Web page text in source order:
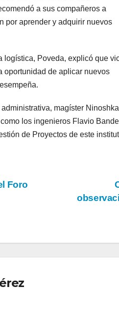
a sus compañeros a
por aprender y adquirir nuevos
logística, Poveda, explicó que
oportunidad de aplicar nuevos
magíster
los ingenieros Flavio
de Proyectos de este
Foro